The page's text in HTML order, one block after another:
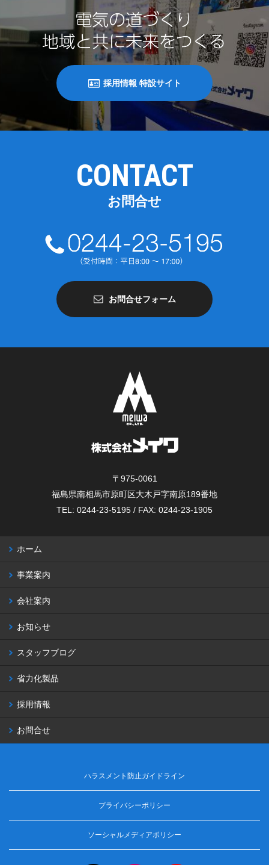
採用情報 特設サイト
CONTACT
お問合せ
お問合せフォーム
〒975-0061
福島県南相馬市原町区大木戸字南原189番地
TEL: 0244-23-5195 / FAX: 0244-23-1905
ホーム
事業案内
会社案内
お知らせ
スタッフブログ
省力化製品
採用情報
お問合せ
ハラスメント防止ガイドライン
プライバシーポリシー
ソーシャルメディアポリシー